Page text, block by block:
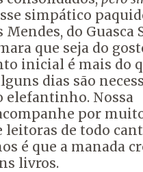
simpático
do Guasca
que seja do
inicial é mais do
dias são
elefantinho. Nossa
por
de todo
é que a manada
livros.